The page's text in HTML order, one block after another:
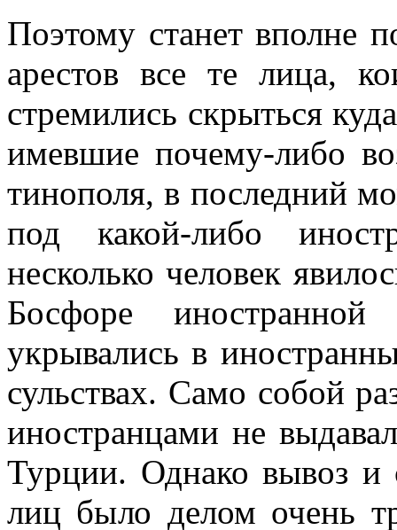
Поэтому станет вполне
арестов все те лица,
стремились скрыться
имевшие почему-либо
тинополя, в последний
под какой-либо
несколько человек
Босфоре
укрывались в
сульствах. Само собой
иностранцами не
Турции. Однако вы­воз и
лиц было делом очень